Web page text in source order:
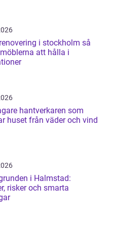
i stockholm så
att hålla i
som
huset från väder och vind
i Halmstad:
risker och smarta